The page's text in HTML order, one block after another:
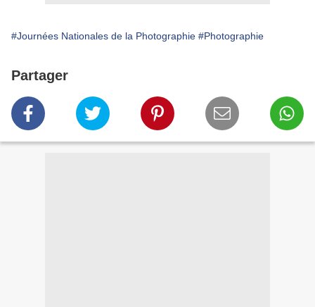
#Journées Nationales de la Photographie #Photographie
Partager